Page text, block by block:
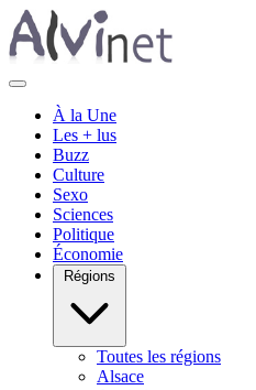
À la Une
Les + lus
Buzz
Culture
Sexo
Sciences
Politique
Économie
Régions
Toutes les régions
Alsace